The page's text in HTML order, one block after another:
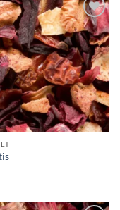
Ajouter
à la
wishlist